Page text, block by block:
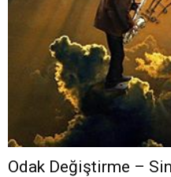
Odak Değiştirme –